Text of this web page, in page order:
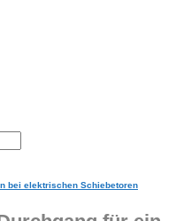
bei elektrischen Schiebetoren